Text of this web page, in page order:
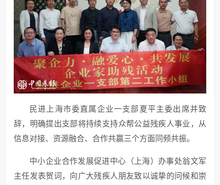
民进上海市委直属企业一支部夏平主委出席并致
辞，明确提出支部将持续支持众帮公益残疾人事业，从
信息对接、资源融合、合作共赢三个方面同频共振。
中小企业合作发展促进中心（上海）办事处翁文军
主任发表贺词，向广大残疾人朋友致以诚挚的问候和崇